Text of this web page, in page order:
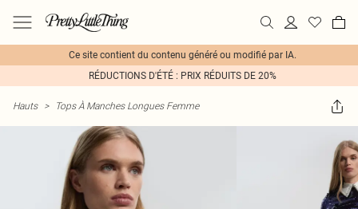
Ce site contient du contenu généré ou modifié par IA.
RÉDUCTIONS D'ÉTÉ : PRIX RÉDUITS DE 20%
Hauts > Tops À Manches Longues Femme